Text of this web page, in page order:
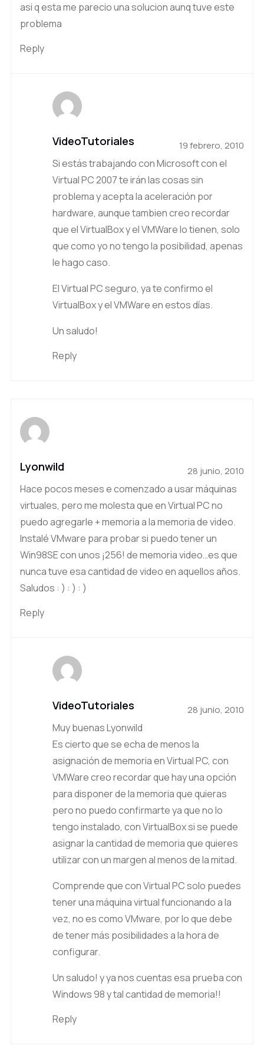
asi q esta me parecio una solucion aunq tuve este
problema
Reply
VideoTutoriales 19 febrero, 2010
Si estás trabajando con Microsoft con el
Virtual PC 2007 te irán las cosas sin
problema y acepta la aceleración por
hardware, aunque tambien creo recordar
que el VirtualBox y el VMWare lo tienen, solo
que como yo no tengo la posibilidad, apenas
le hago caso.
El Virtual PC seguro, ya te confirmo el
VirtualBox y el VMWare en estos días.
Un saludo!
Reply
Lyonwild 28 junio, 2010
Hace pocos meses e comenzado a usar máquinas
virtuales, pero me molesta que en Virtual PC no
puedo agregarle + memoria a la memoria de video.
Instalé VMware para probar si puedo tener un
Win98SE con unos ¡256! de memoria video…es que
nunca tuve esa cantidad de video en aquellos años.
Saludos : ) : ) : )
Reply
VideoTutoriales 28 junio, 2010
Muy buenas Lyonwild
Es cierto que se echa de menos la
asignación de memoria en Virtual PC, con
VMWare creo recordar que hay una opción
para disponer de la memoria que quieras
pero no puedo confirmarte ya que no lo
tengo instalado, con VirtualBox si se puede
asignar la cantidad de memoria que quieres
utilizar con un margen al menos de la mitad.
Comprende que con Virtual PC solo puedes
tener una máquina virtual funcionando a la
vez, no es como VMware, por lo que debe
de tener más posibilidades a la hora de
configurar.
Un saludo! y ya nos cuentas esa prueba con
Windows 98 y tal cantidad de memoria!!
Reply